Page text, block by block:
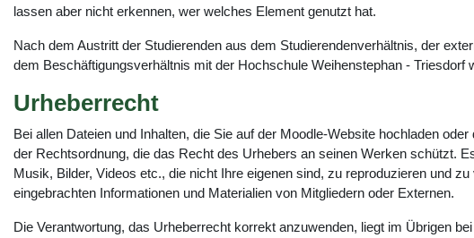
lassen aber nicht erkennen, wer welches Element genutzt hat.
Nach dem Austritt der Studierenden aus dem Studierendenverhältnis, der
dem Beschäftigungsverhältnis mit der Hochschule Weihenstephan -
Urheberrecht
Bei allen Dateien und Inhalten, die Sie auf der Moodle-Website hochladen
der Rechtsordnung, die das Recht des Urhebers an seinen Werken schützt.
Musik, Bilder, Videos etc., die nicht Ihre eigenen sind, zu reproduzieren und
eingebrachten Informationen und Materialien von Mitgliedern oder Externen.
Die Verantwortung, das Urheberrecht korrekt anzuwenden, liegt im Übrigen